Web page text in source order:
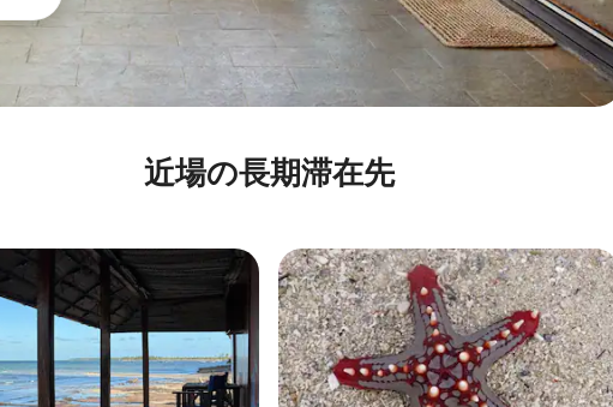
近場の長期滞在先